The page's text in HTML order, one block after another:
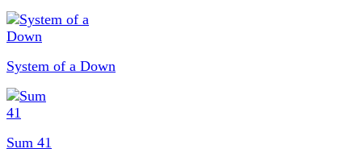
System of a Down
Sum 41